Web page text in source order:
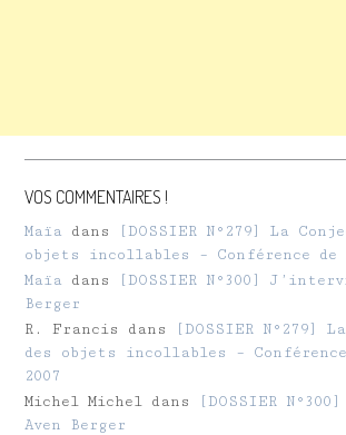
VOS COMMENTAIRES !
Maïa dans
[DOSSIER N°279] La
objets incollables – Conférence de
Maïa dans
[DOSSIER N°300]
Berger
R. Francis
dans
[DOSSIER N°279]
des objets incollables –
2007
Michel Michel dans
[DOSSIER
Aven Berger